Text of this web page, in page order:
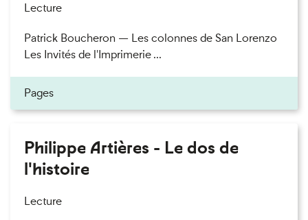
Lecture
Patrick Boucheron — Les colonnes de San Lorenzo
Les Invités de l'Imprimerie ...
Pages
Philippe Artières - Le dos de
l'histoire
Lecture